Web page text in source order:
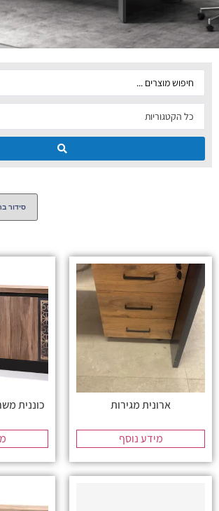
ארונית מגירות
מידע נוסף
כוננית